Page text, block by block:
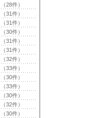
（28件）
（31件）
（31件）
（30件）
（31件）
（31件）
（32件）
（33件）
（30件）
（33件）
（30件）
（32件）
（30件）